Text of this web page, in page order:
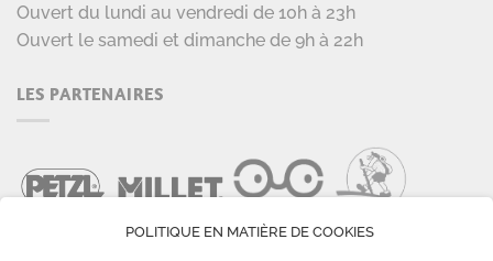
Ouvert du lundi au vendredi de 10h à 23h
Ouvert le samedi et dimanche de 9h à 22h
LES PARTENAIRES
POLITIQUE EN MATIÈRE DE COOKIES